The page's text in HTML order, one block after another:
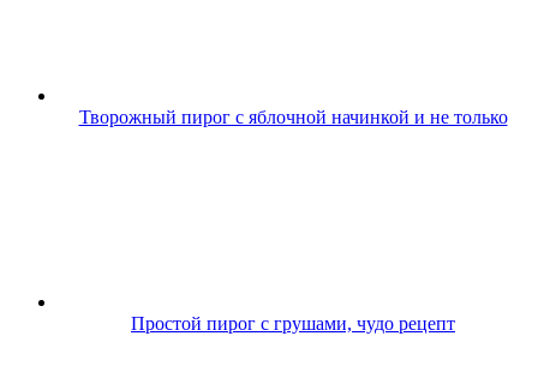
Творожный пирог с яблочной начинкой и не только
Простой пирог с грушами, чудо рецепт